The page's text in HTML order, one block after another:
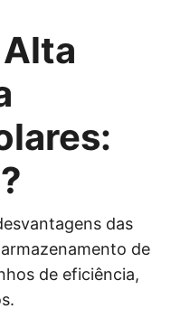
das
de
de eficiência,